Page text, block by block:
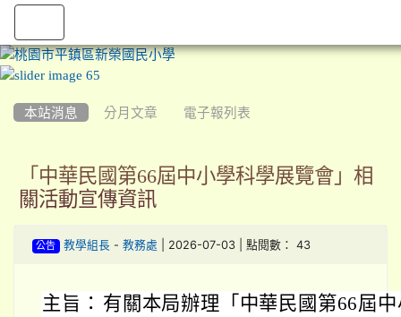
本站消息 分月文章 電子報列表
「中華民國第66屆中小學科學展覽會」相
關活動宣傳資訊
公告 教學組長- 教務處 | 2026-07-03 | 點閱數： 43
主旨： 有關本局辦理「中華民國第66屆